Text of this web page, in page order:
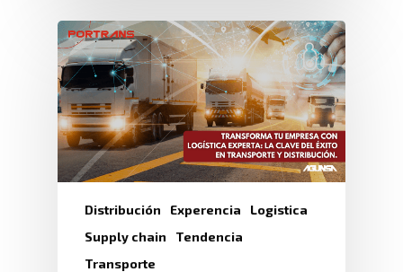
Distribución Experencia
Logistica
Supply chain
Tendencia
Transporte